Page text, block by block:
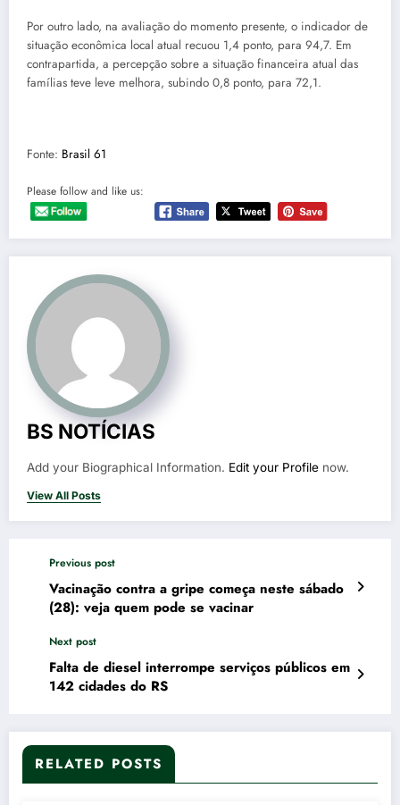
Por outro lado, na avaliação do momento presente, o indicador de
situação econômica local atual recuou 1,4 ponto, para 94,7. Em
contrapartida, a percepção sobre a situação financeira atual das
famílias teve leve melhora, subindo 0,8 ponto, para 72,1.
Fonte: Brasil 61
Please follow and like us:
BS NOTÍCIAS
Add your Biographical Information. Edit your Profile now.
View All Posts
Previous post
Vacinação contra a gripe começa neste sábado
(28): veja quem pode se vacinar
Next post
Falta de diesel interrompe serviços públicos em
142 cidades do RS
RELATED POSTS